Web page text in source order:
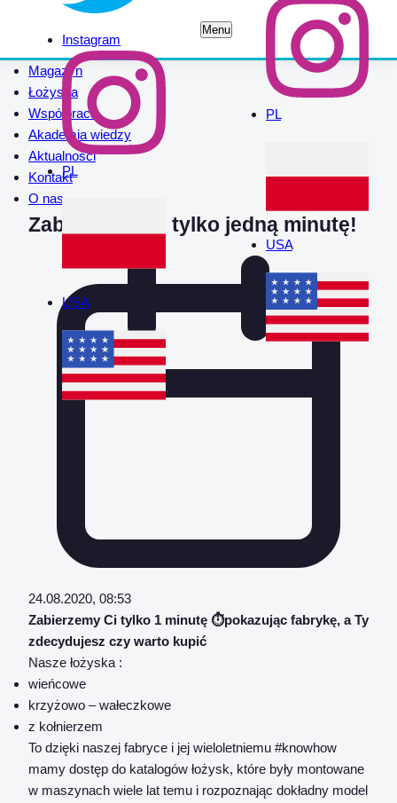
Instagram
PL
USA
Menu
PL
USA
Magazyn
Łożyska
Współpraca
Akademia wiedzy
Aktualności
Kontakt
O nas
Zabierzemy Ci tylko jedną minutę!
24.08.2020, 08:53
Zabierzemy Ci tylko 1 minutę ⏱pokazując fabrykę, a Ty
zdecydujesz czy warto kupić
Nasze łożyska :
wieńcowe
krzyżowo – wałeczkowe
z kołnierzem
To dzięki naszej fabryce i jej wieloletniemu #knowhow
mamy dostęp do katalogów łożysk, które były montowane
w maszynach wiele lat temu i rozpoznając dokładny model